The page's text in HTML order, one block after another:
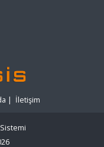
| İletişim